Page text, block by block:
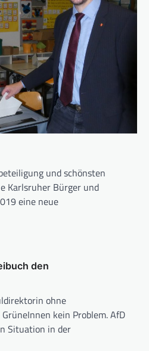
und schönsten
Karlsruher Bürger und
eine neue
den
ohne
kein Problem. AfD
Situation in der